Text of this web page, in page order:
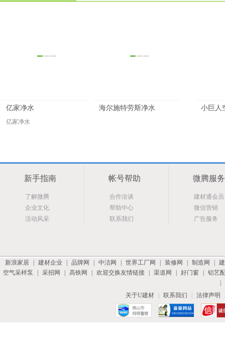
亿家净水
亿家净水
海尔施特劳斯净水 小巨人
新手指南
了解微腾
企业文化
活动风采
帐号帮助
合作洽谈
帮助中心
联系我们
微腾服务
建材通会员
微信营销
广告服务
新浪家居 | 建材企业 | 品牌网 | 中洁网 | 世界工厂网 | 装修网 | 制造网 |
空气采样泵
| 采招网 | 高铁网 | 欢迎交换友情链接 | 渠道网 | 好门窗 | 铝艺
|
关于U建材
| 联系我们 | 法律声明